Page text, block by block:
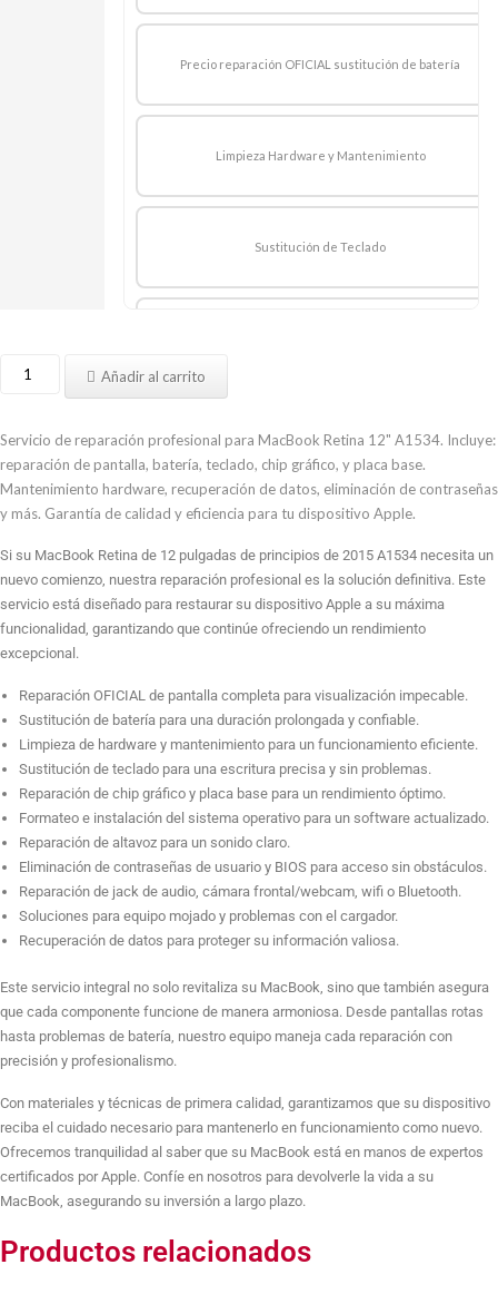
hasta
Precio reparación OFICIAL sustitución de batería
Limpieza Hardware y Mantenimiento
Sustitución de Teclado
Formateo e instalación Sistema Operativo (Sin salvar
Reparación de Altavoz
Quitar Contraseña de Usuario
Quitar Contraseña de BIOS, Candado, Números
Reparación Jack de Audio
Reparación Wifi o Bluetooth
Reparación de Cargador
Reparar
12
pulgadas
principios
2015
cantidad
Añadir al carrito
Servicio de reparación profesional para MacBook Retina 12" A1534. Incluye:
reparación de pantalla, batería, teclado, chip gráfico, y placa base.
Mantenimiento hardware, recuperación de datos, eliminación de contraseñas
y más. Garantía de calidad y eficiencia para tu dispositivo Apple.
Si su MacBook Retina de 12 pulgadas de principios de 2015 A1534 necesita un
nuevo comienzo, nuestra reparación profesional es la solución definitiva. Este
servicio está diseñado para restaurar su dispositivo Apple a su máxima
funcionalidad, garantizando que continúe ofreciendo un rendimiento
excepcional.
Reparación OFICIAL de pantalla completa para visualización impecable.
Sustitución de batería para una duración prolongada y confiable.
Limpieza de hardware y mantenimiento para un funcionamiento eficiente.
Sustitución de teclado para una escritura precisa y sin problemas.
Reparación de chip gráfico y placa base para un rendimiento óptimo.
Formateo e instalación del sistema operativo para un software actualizado.
Reparación de altavoz para un sonido claro.
Eliminación de contraseñas de usuario y BIOS para acceso sin obstáculos.
Reparación de jack de audio, cámara frontal/webcam, wifi o Bluetooth.
Soluciones para equipo mojado y problemas con el cargador.
Recuperación de datos para proteger su información valiosa.
Este servicio integral no solo revitaliza su MacBook, sino que también asegura
que cada componente funcione de manera armoniosa. Desde pantallas rotas
hasta problemas de batería, nuestro equipo maneja cada reparación con
precisión y profesionalismo.
Con materiales y técnicas de primera calidad, garantizamos que su dispositivo
reciba el cuidado necesario para mantenerlo en funcionamiento como nuevo.
Ofrecemos tranquilidad al saber que su MacBook está en manos de expertos
certificados por Apple. Confíe en nosotros para devolverle la vida a su
MacBook, asegurando su inversión a largo plazo.
Productos relacionados